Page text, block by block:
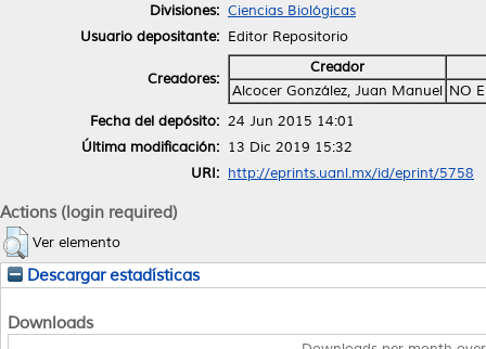
Divisiones: Ciencias Biológicas
Usuario depositante: Editor Repositorio
Creadores:
Creador
Alcocer González, Juan Manuel NO
Fecha del depósito: 24 Jun 2015 14:01
Última modificación: 13 Dic 2019 15:32
URI: http://eprints.uanl.mx/id/eprint/5758
Actions (login required)
Ver elemento
Descargar estadísticas
Downloads